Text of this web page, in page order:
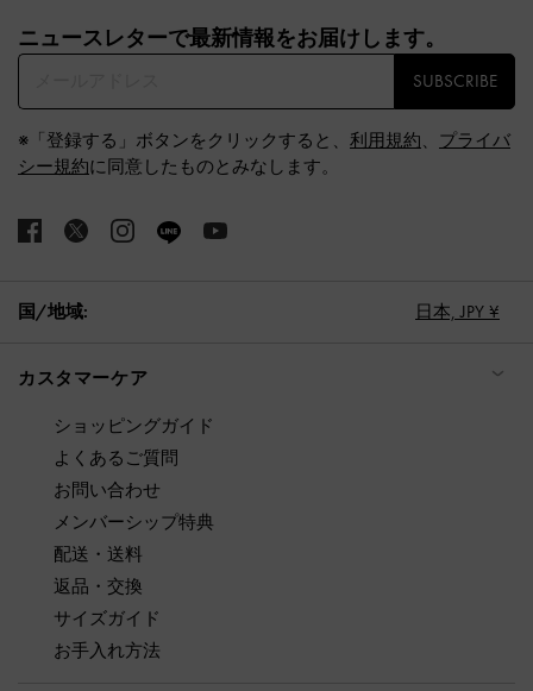
ニュースレターで最新情報をお届けします。​
SUBSCRIBE
※「登録する」ボタンをクリックすると、 利用規約、 プライバ
シー規約に同意したものとみなします。
国/地域: 日本, JPY ¥
カスタマーケア
ショッピングガイド
よくあるご質問
お問い合わせ
メンバーシップ特典
配送・送料
返品・交換
サイズガイド
お手入れ方法